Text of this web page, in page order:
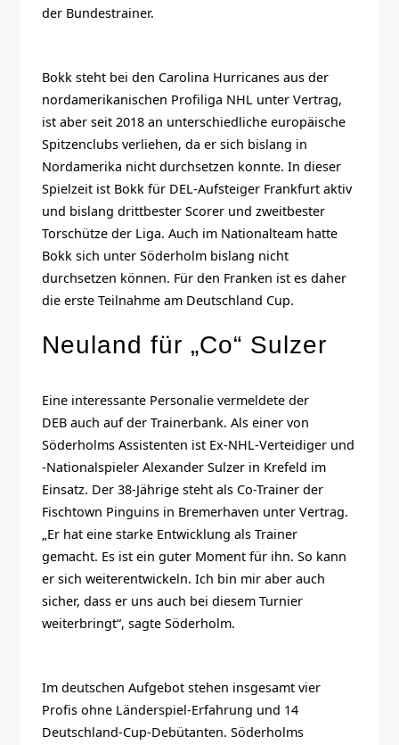
der Bundestrainer.
Bokk steht bei den Carolina Hurricanes aus der
nordamerikanischen Profiliga NHL unter Vertrag,
ist aber seit 2018 an unterschiedliche europäische
Spitzenclubs verliehen, da er sich bislang in
Nordamerika nicht durchsetzen konnte. In dieser
Spielzeit ist Bokk für DEL-Aufsteiger Frankfurt aktiv
und bislang drittbester Scorer und zweitbester
Torschütze der Liga. Auch im Nationalteam hatte
Bokk sich unter Söderholm bislang nicht
durchsetzen können. Für den Franken ist es daher
die erste Teilnahme am Deutschland Cup.
Neuland für „Co“ Sulzer
Eine interessante Personalie vermeldete der
DEB auch auf der Trainerbank. Als einer von
Söderholms Assistenten ist Ex-NHL-Verteidiger und
-Nationalspieler Alexander Sulzer in Krefeld im
Einsatz. Der 38-Jährige steht als Co-Trainer der
Fischtown Pinguins in Bremerhaven unter Vertrag.
„Er hat eine starke Entwicklung als Trainer
gemacht. Es ist ein guter Moment für ihn. So kann
er sich weiterentwickeln. Ich bin mir aber auch
sicher, dass er uns auch bei diesem Turnier
weiterbringt“, sagte Söderholm.
Im deutschen Aufgebot stehen insgesamt vier
Profis ohne Länderspiel-Erfahrung und 14
Deutschland-Cup-Debütanten. Söderholms